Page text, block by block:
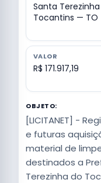
Santa
Tocantins — TO
VALOR
R$ 171.917,19
OBJETO:
[LICITANET] -
e futuras
material de
destinados a
Terezinha do